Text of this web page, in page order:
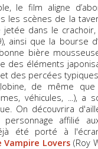
le film aligne
les scènes de la
dans le crachoir,
ainsi que la bourse
bière
des éléments
des percées
de même
véhicules, ...), a
On découvrira
affilié
été porté à
Vampire Lovers (Roy